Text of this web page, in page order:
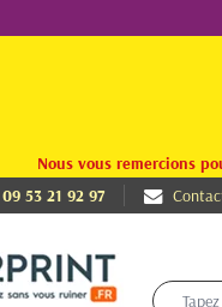
Nous vous remercions
09 53 21 92 97